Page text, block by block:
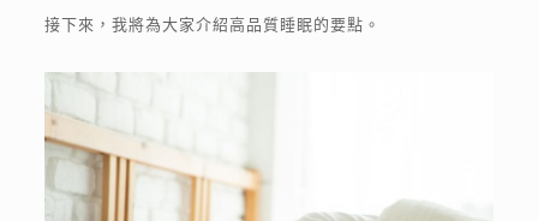
接下來，我將為大家介紹高品質睡眠的要點。